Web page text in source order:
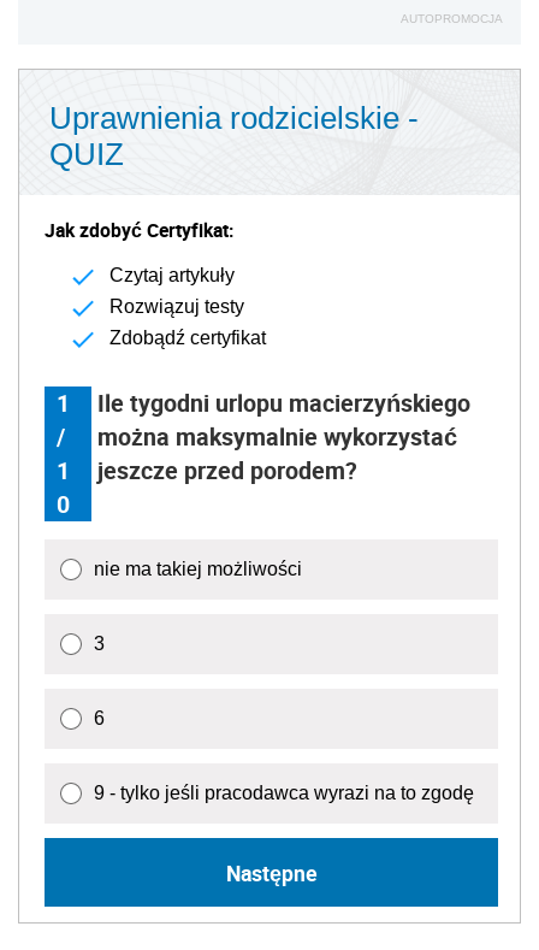
AUTOPROMOCJA
Uprawnienia rodzicielskie -
QUIZ
Jak zdobyć Certyfikat:
Czytaj artykuły
Rozwiązuj testy
Zdobądź certyfikat
1
/
1
0
Ile tygodni urlopu macierzyńskiego
można maksymalnie wykorzystać
jeszcze przed porodem?
nie ma takiej możliwości
3
6
9 - tylko jeśli pracodawca wyrazi na to zgodę
Następne